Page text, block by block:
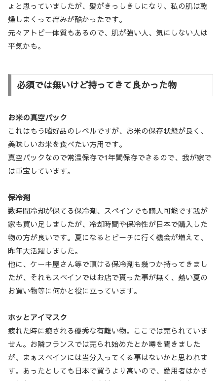
ょと思っていましたが、髪がきっしきしになり、私の肌は乾
燥しまくって痒みが酷かったです。
元々アトピー体質もあるので、肌が強い人、気にしない人は
平気かも。
必須では無いけど持ってきて良かった物
お米の真空パック
これはもう嗜好品のレベルですが、お米の保存状態が良く、
美味しいお米を食べたい方用です。
真空パックなので常温保存で1年間保存できるので、我が家で
は重宝しています。
保冷剤
数時間冷却が保てる保冷剤、スペインでも購入可能です我が
家も買い足しましたが、冷却時間や保冷性が日本で購入した
物の方が良いです。夏になるとビーチに行く機会が増えて、
昨年大活躍しました。
他に、ケーキ屋さん等で頂ける保冷剤も幾つか持ってきまし
たが、それもスペインではお店で貰った事が無く、熱い夏の
お買い物等に何かと役に立っています。
ホッとアイマスク
疲れた時に癒される優秀な有難い物。ここでは売られていま
せん。お隣フランスでは売られ始めたとか噂を聞きました
が、まぁスペインには当分入ってくる事はないかと思われま
す。あったとしても日本で買うより高いので、愛用者はかさ